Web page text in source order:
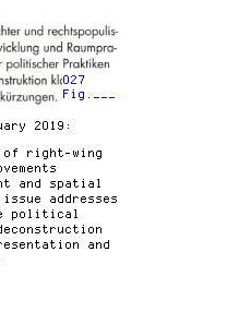
027
Fig.___
2019:
of right-wing
and spatial
addresses
political
and